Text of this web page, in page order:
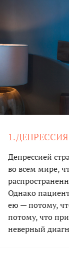
1.ДЕПРЕССИЯ
Депрессией
во всем мире,
Однако
ею — потому,
потому, что
неверный